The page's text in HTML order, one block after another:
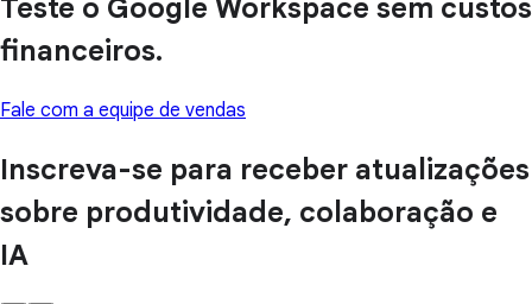
Teste o Google Workspace sem custos
financeiros.
Fale com a equipe de vendas
Inscreva-se para receber atualizações
sobre produtividade, colaboração e
IA